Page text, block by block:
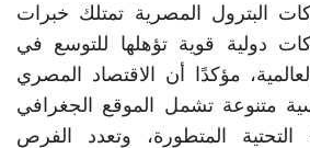
البترول المصرية تمتلك خبرات
دولية قوية تؤهلها للتوسع في
مؤكدًا أن الاقتصاد المصري
متنوعة تشمل الموقع الجغرافي
التحتية المتطورة، وتعدد الفرص